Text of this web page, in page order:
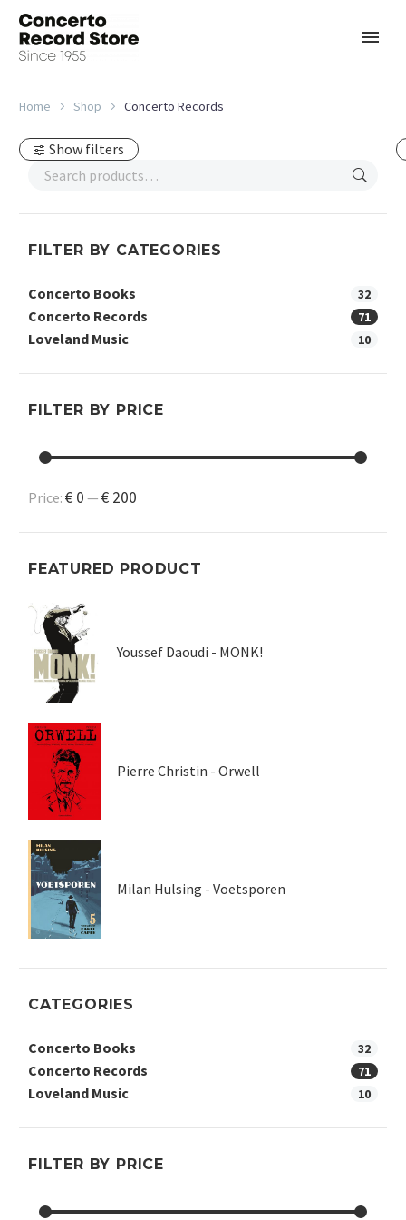
Home Shop Concerto Records
Show filters
FILTER BY CATEGORIES
Concerto Books 32
Concerto Records 71
Loveland Music 10
FILTER BY PRICE
Price: € 0 — € 200
FEATURED PRODUCT
Youssef Daoudi - MONK!
Pierre Christin - Orwell
Milan Hulsing - Voetsporen
CATEGORIES
Concerto Books 32
Concerto Records 71
Loveland Music 10
FILTER BY PRICE